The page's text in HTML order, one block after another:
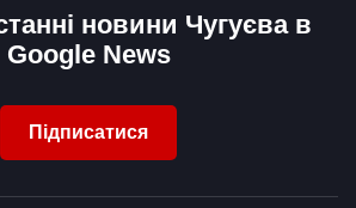
новини Чугуєва в
Google News
Підписатися